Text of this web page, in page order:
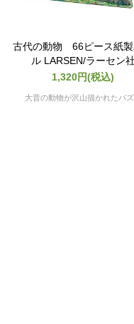
古代の動物 66ピース紙
ル LARSEN/ラーセン社
1,320円(税込)
大昔の動物が沢山描かれたパ